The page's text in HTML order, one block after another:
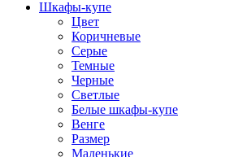
Шкафы-купе
Цвет
Коричневые
Серые
Темные
Черные
Светлые
Белые шкафы-купе
Венге
Размер
Маленькие